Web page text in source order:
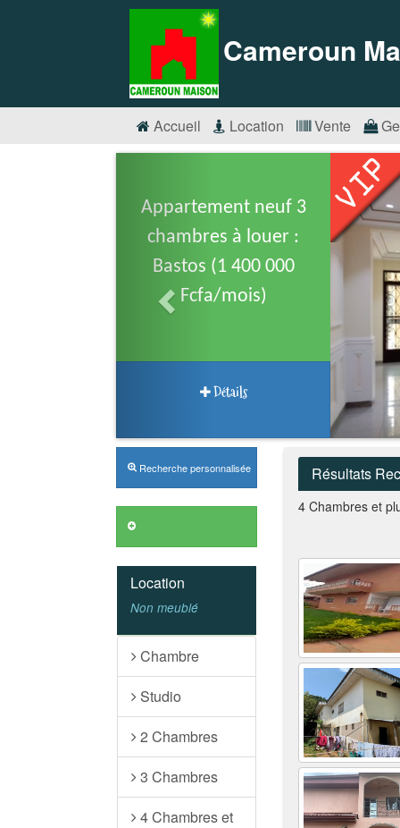
Cameroun
Accueil Location Vente
Appartement neuf 3
chambres à louer :
Bastos (1 400 000
Fcfa/mois)
Détails
Recherche personnalisée
Location
Non meublé
Chambre
Studio
2 Chambres
3 Chambres
4 Chambres et
Résultats
4 Chambres et